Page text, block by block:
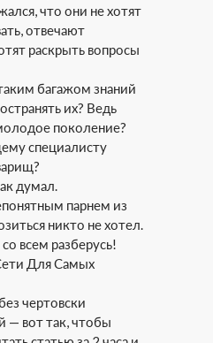
что они не хотят
отвечают
раскрыть вопросы
багажом знаний
их? Ведь
поколение?
специалисту
думал.
парнем из
никто не хотел.
всем разберусь!
Для Самых
чертовски
— вот так, чтобы